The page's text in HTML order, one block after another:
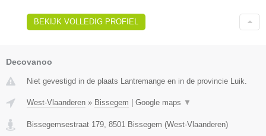
BEKIJK VOLLEDIG PROFIEL
Decovanoo
Niet gevestigd in de plaats Lantremange en in de provincie Luik.
West-Vlaanderen » Bissegem Google maps ▼
Bissegemsestraat 179, 8501 Bissegem (West-Vlaanderen)